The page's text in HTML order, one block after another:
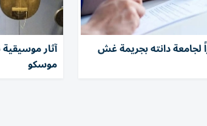
لجامعة دانته بجريمة غش آثار
موسكو